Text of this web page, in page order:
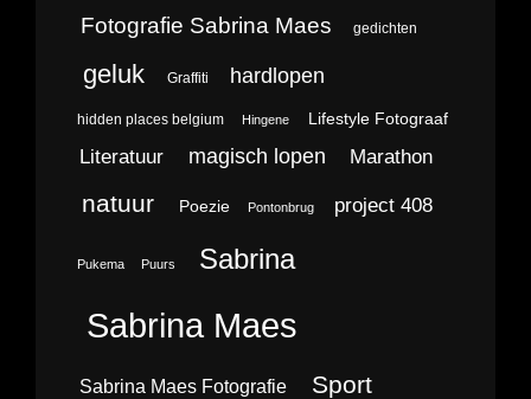
Fotografie Sabrina Maes gedichten
geluk Graffiti hardlopen
hidden places belgium Hingene Lifestyle Fotograaf
Literatuur magisch lopen Marathon
natuur Poezie Pontonbrug project 408
Pukema Puurs Sabrina
Sabrina Maes
Sabrina Maes Fotografie Sport